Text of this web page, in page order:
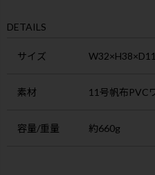
DETAILS
サイズ
素材 11号帆布PVC
容量/重量 約660g